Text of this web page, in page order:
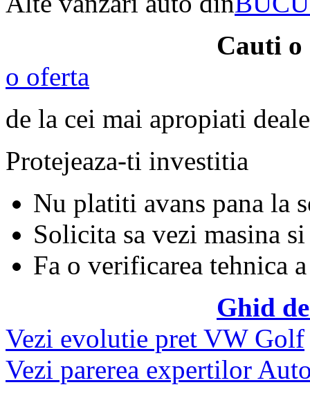
Cauti o
o oferta
de la cei mai apropiati
Protejeaza-ti investitia
Nu platiti avans pana la
Solicita sa vezi masina si
Fa o verificarea tehnica
Ghid
Vezi evolutie pret VW Golf
Vezi parerea expertilor